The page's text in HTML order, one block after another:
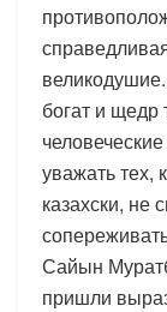
богат и щедр
уважать тех,
казахски, не
Сайын
пришли